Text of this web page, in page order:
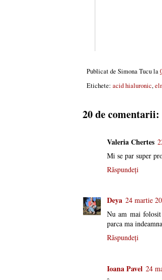
Publicat de Simona Tucula
Etichete: acid hialuronic,
20 de comentarii:
Valeria Chertes
Mi se par super
Răspundeți
Deya 24 martie
Nu am mai
parca ma
Răspundeți
Ioana Pavel 24